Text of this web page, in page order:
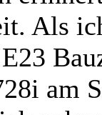
Als
am